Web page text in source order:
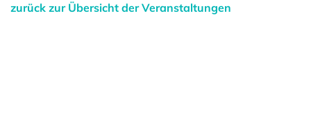
zurück zur Übersicht der Veranstaltungen